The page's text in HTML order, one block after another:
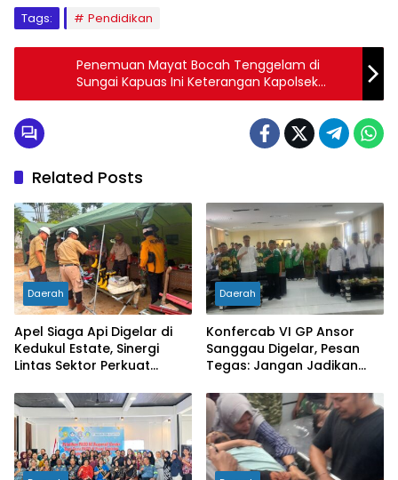
Tags: Pendidikan
Penemuan Mayat Bocah Tenggelam di
Sungai Kapuas Ini Keterangan Kapolsek
Belitang Kabupaten Sekadau
Related Posts
Daerah
Apel Siaga Api Digelar di
Kedukul Estate, Sinergi
Lintas Sektor Perkuat
Mukok
Daerah
Konfercab VI GP Ansor
Sanggau Digelar, Pesan
Tegas: Jangan Jadikan
Kejar Jabatan